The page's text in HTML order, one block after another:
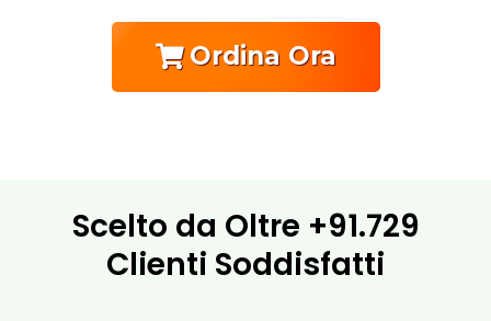
Ordina Ora
Scelto da Oltre +91.729
Clienti Soddisfatti